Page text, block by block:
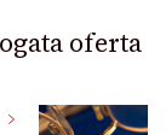
oferta